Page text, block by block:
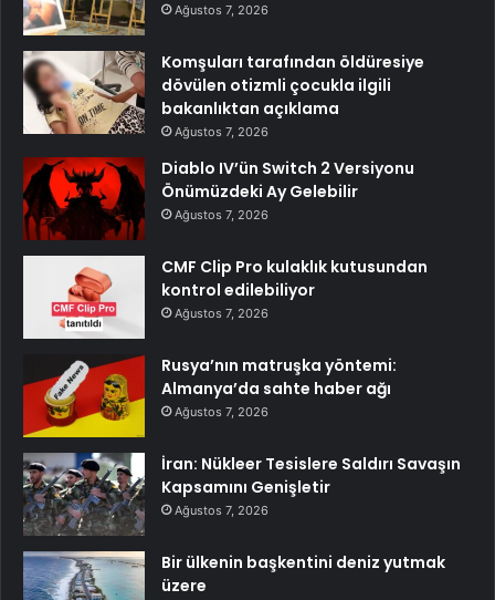
Ağustos 7, 2026
Komşuları tarafından öldüresiye
dövülen otizmli çocukla ilgili
bakanlıktan açıklama
Ağustos 7, 2026
Diablo IV’ün Switch 2 Versiyonu
Önümüzdeki Ay Gelebilir
Ağustos 7, 2026
CMF Clip Pro kulaklık kutusundan
kontrol edilebiliyor
Ağustos 7, 2026
Rusya’nın matruşka yöntemi:
Almanya’da sahte haber ağı
Ağustos 7, 2026
İran: Nükleer Tesislere Saldırı Savaşın
Kapsamını Genişletir
Ağustos 7, 2026
Bir ülkenin başkentini deniz yutmak
üzere